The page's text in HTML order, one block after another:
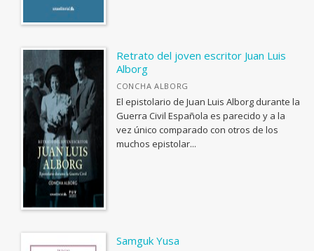
Textos Mínimos
Sapientia
Jedoyi: estudios asiáticos
Catálogo de Exposiciones
Puntos de Fuga
Debates
Biblioteca Contemporánea
Fuera de colección
Retrato del joven escritor Juan Luis
Alborg
CONCHA ALBORG
El epistolario de Juan Luis Alborg durante la
Guerra Civil Española es parecido y a la
vez único comparado con otros de los
muchos epistolar...
Samguk Yusa